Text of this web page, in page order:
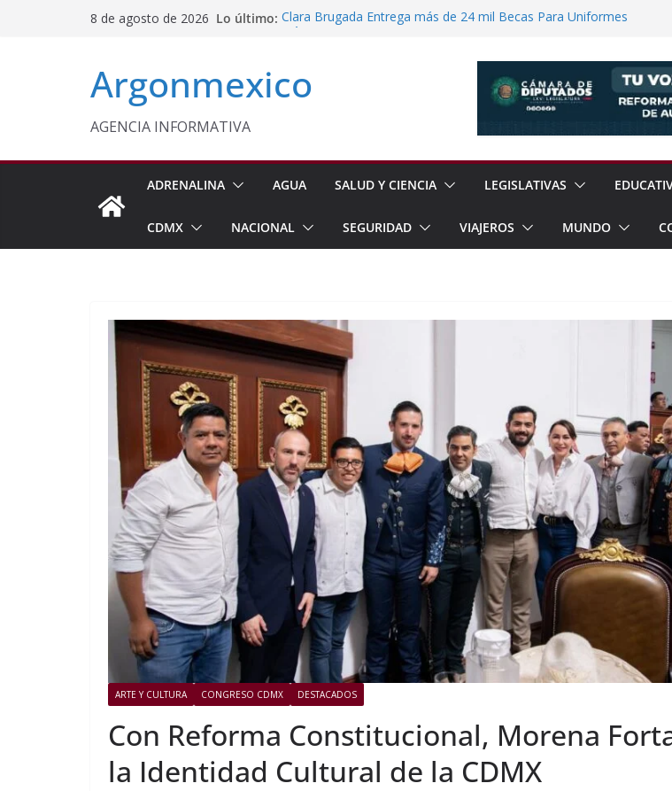
8 de agosto de 2026 Lo último: Clara Brugada Entrega más de 24 mil Becas Para Uniformes
Chimalhuacán
Sheinbaum Entrega Pensión Mujeres Bienestar a
y Perú
Argonmexico
AGENCIA INFORMATIVA
ADRENALINA AGUA SALUD Y CIENCIA LEGISLATIVAS
CDMX NACIONAL SEGURIDAD VIAJEROS MUNDO
ARTE Y CULTURA CONGRESO CDMX DESTACADOS
Con Reforma Constitucional, Morena
la Identidad Cultural de la CDMX